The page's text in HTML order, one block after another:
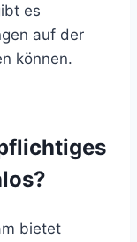
es
auf der
können.
bietet